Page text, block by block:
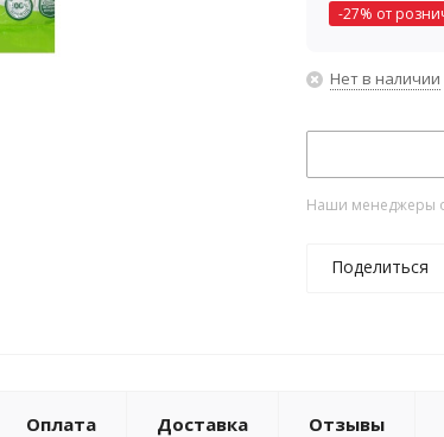
-27% от
Нет в наличии
Наши менеджеры
Поделиться
Оплата Доставка Отзывы